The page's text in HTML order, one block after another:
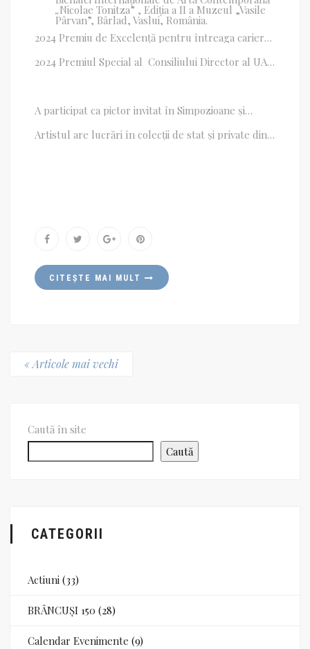
„Nicolae Tonitza” , Ediția a II a Muzeul „Vasile
Pârvan”, Bârlad, Vaslui, România.
2024 Premiu de Excelență pentru întreaga carieră
Internaționale de Artă Contemporană„Nicolae
Tonitza” , Muzeul „Vasile Pârvan”, Bârlad, Vaslui,
2024 Premiul Special al Consiliului Director al UAP
A participat ca pictor invitat în Simpozioane și
Bulgaria, Republica Cehă, Austria, Grecia.
Artistul are lucrări în colecții de stat și private din
CITEȘTE MAI MULT
« Articole mai vechi
Caută în site
Caută
CATEGORII
Actiuni (33)
BRÂNCUȘI 150 (28)
Calendar Evenimente (9)